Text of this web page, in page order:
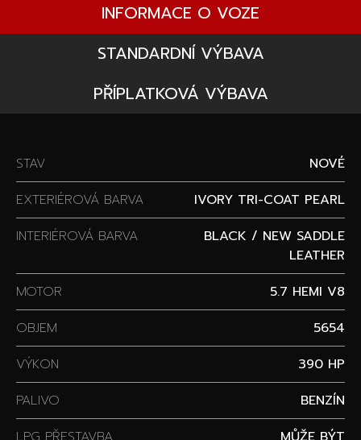
INFORMACE O VOZE
STANDARDNÍ VÝBAVA
PŘÍPLATKOVÁ VÝBAVA
STAV
NOVÉ
EXTERIÉROVÁ BARVA
IVORY TRI-COAT PEARL
INTERIÉROVÁ BARVA
BLACK / NEW SADDLE
LEATHER
MOTOR
5.7 HEMI V8
OBJEM
5654
VÝKON
390 HP
PALIVO
BENZÍN